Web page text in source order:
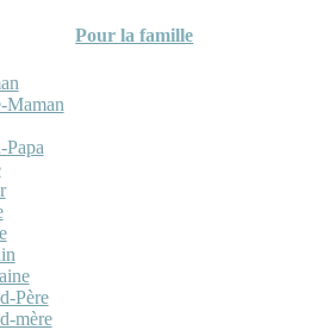
Pour la famille
Maman
Papa
Père
mère